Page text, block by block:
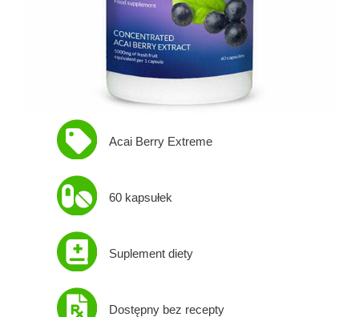
Acai Berry Extreme
60 kapsułek
Suplement diety
Dostępny bez recepty